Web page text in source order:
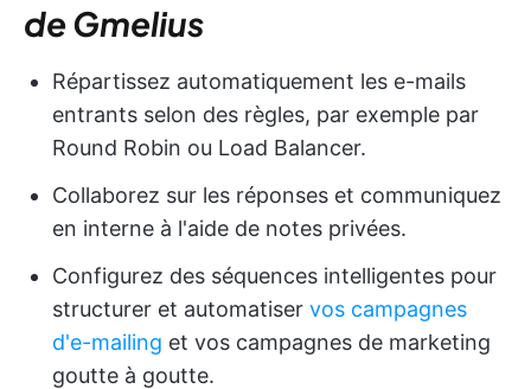
de Gmelius
Répartissez automatiquement les e-mails
entrants selon des règles, par exemple par
Round Robin ou Load Balancer.
Collaborez sur les réponses et communiquez
en interne à l'aide de notes privées.
Configurez des séquences intelligentes pour
structurer et automatiser vos campagnes
d'e-mailing et vos campagnes de marketing
goutte à goutte.